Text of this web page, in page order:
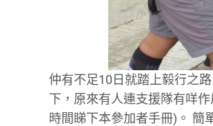
仲有不足10日就踏上毅行之
下，原來有人連支援隊有咩
時間睇下本參加者手冊)。 簡